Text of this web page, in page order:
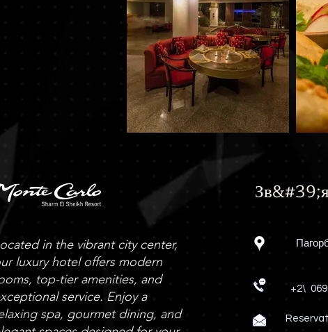
in the vibrant city center,
luxury hotel offers modern
top-tier amenities, and
service. Enjoy a
spa, gourmet dining, and
+2\